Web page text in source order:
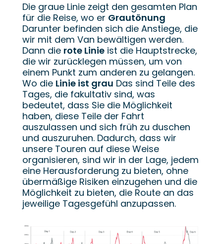
Die graue Linie zeigt den gesamten Plan
für die Reise, wo er Grautönung
Darunter befinden sich die Anstiege, die
wir mit dem Van bewältigen werden.
Dann die rote Linieist die Hauptstrecke,
die wir zurücklegen müssen, um von
einem Punkt zum anderen zu gelangen.
Wo die Linie ist grau Das sind Teile des
Tages, die fakultativ sind, was
bedeutet, dass Sie die Möglichkeit
haben, diese Teile der Fahrt
auszulassen und sich früh zu duschen
und auszuruhen. Dadurch, dass wir
unsere Touren auf diese Weise
organisieren, sind wir in der Lage, jedem
eine Herausforderung zu bieten, ohne
übermäßige Risiken einzugehen und die
Möglichkeit zu bieten, die Route an das
jeweilige Tagesgefühl anzupassen.